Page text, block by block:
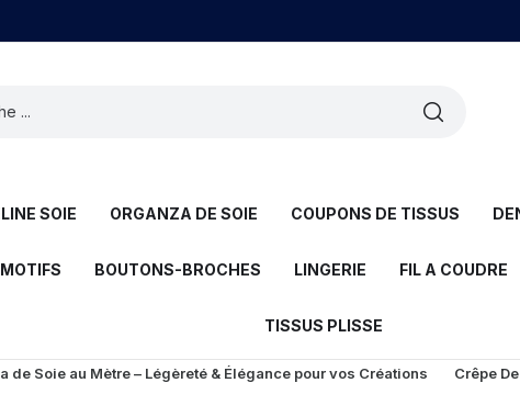
SOIE ORGANZA DE SOIE COUPONS DE TISSUS
MOTIFS BOUTONS-BROCHES LINGERIE FIL A COUDRE
TISSUS PLISSE
de Soie au Mètre – Légèreté & Élégance pour vos Créations Crêpe